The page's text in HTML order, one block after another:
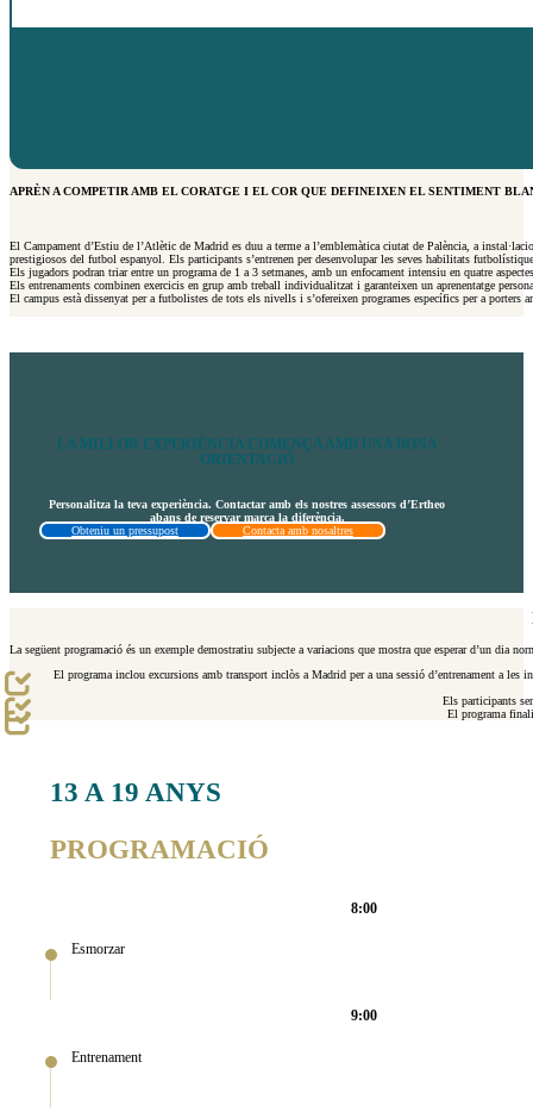
APRÈN A COMPETIR AMB EL CORATGE I EL COR QUE DEFINEIXEN EL SENTIMENT
El Campament d’Estiu de l’Atlètic de Madrid es duu a terme a l’emblemàtica ciutat de Palència, a
prestigiosos del futbol espanyol. Els participants s’entrenen per desenvolupar les seves habilitats
Els jugadors podran triar entre un programa de 1 a 3 setmanes, amb un enfocament intensiu en quatre
Els entrenaments combinen exercicis en grup amb treball individualitzat i garanteixen un aprenentatge
El campus està dissenyat per a futbolistes de tots els nivells i s’ofereixen programes específics per a porters
LA MILLOR EXPERIÈNCIA COMENÇA AMB UNA BONA
ORIENTACIÓ
Personalitza la teva experiència. Contactar amb els nostres assessors d’Ertheo
abans de reservar marca la diferència.
Obteniu un pressupost
Contacta amb nosaltres
La següent programació és un exemple demostratiu subjecte a variacions que mostra que esperar d’un dia
El programa inclou excursions amb transport inclòs a Madrid per a una sessió d’entrenament a
Els participants
El programa
13 A 19 ANYS
PROGRAMACIÓ
8:00
Esmorzar
9:00
Entrenament